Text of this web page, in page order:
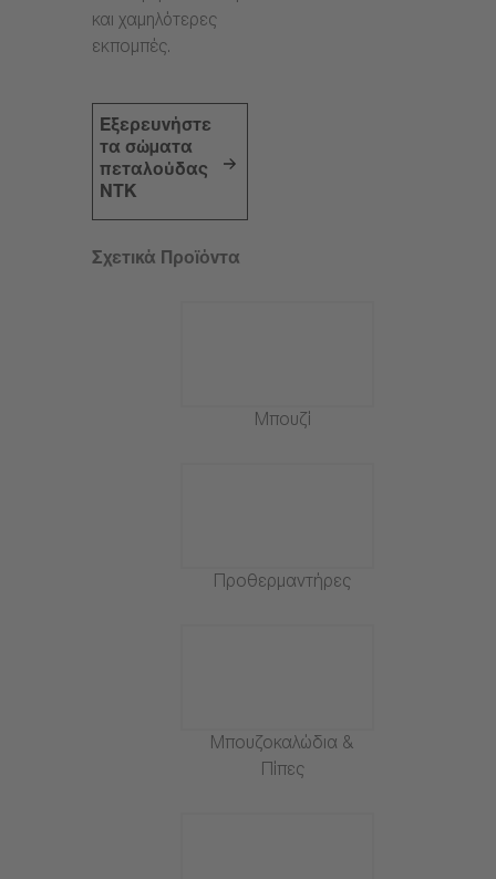
και χαμηλότερες
εκπομπές.
Εξερευνήστε
τα σώματα
πεταλούδας
NTK
Σχετικά Προϊόντα
Μπουζί
Προθερμαντήρες
Μπουζοκαλώδια &
Πίπες